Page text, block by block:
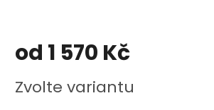
od 1 570 Kč
cena:
Zvolte variantu